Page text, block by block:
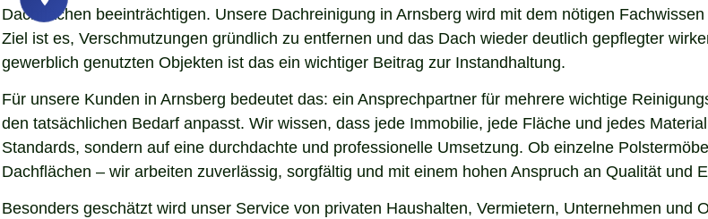
Dachflächen beeinträchtigen. Unsere Dachreinigung in Arnsberg wird mit dem nötigen
Ziel ist es, Verschmutzungen gründlich zu entfernen und das Dach wieder deutlich gepflegter
gewerblich genutzten Objekten ist das ein wichtiger Beitrag zur Instandhaltung.
Für unsere Kunden in Arnsberg bedeutet das: ein Ansprechpartner für mehrere wichtige
den tatsächlichen Bedarf anpasst. Wir wissen, dass jede Immobilie, jede Fläche und jedes
Standards, sondern auf eine durchdachte und professionelle Umsetzung. Ob einzelne
Dachflächen – wir arbeiten zuverlässig, sorgfältig und mit einem hohen Anspruch an Qualität und
Besonders geschätzt wird unser Service von privaten Haushalten, Vermietern, Unternehmen und